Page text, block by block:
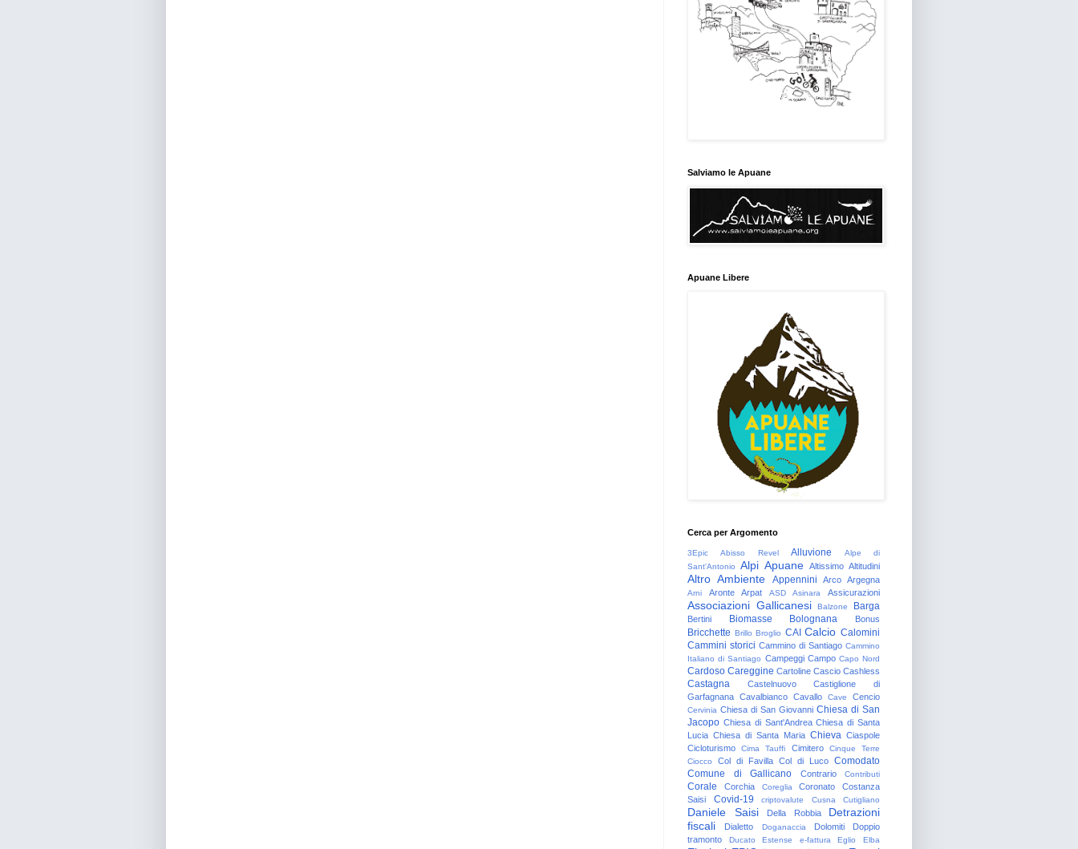
Salviamo le Apuane
Apuane Libere
Cerca per Argomento
3Epic Abisso Revel Alluvione
Alpe di
Sant'Antonio
Alpi Apuane Altissimo Altitudini
Altro Ambiente Appennini Arco Argegna
Arni Aronte Arpat ASD Asinara Assicurazioni
Associazioni Gallicanesi Balzone Barga
Bertini Biomasse Bolognana Bonus
Bricchette Brillo Broglio CAI Calcio Calomini
Cammini storici Cammino di Santiago Cammino
Italiano di Santiago Campeggi Campo Capo Nord
Cardoso Careggine Cartoline Cascio Cashless
Castagna Castelnuovo
Castiglione di
Garfagnana Cavalbianco Cavallo Cave Cencio
Cervinia Chiesa di San Giovanni Chiesa di San
Jacopo Chiesa di Sant'Andrea Chiesa di Santa
Lucia Chiesa di Santa Maria Chieva Ciaspole
Cicloturismo
Cima Tauffi Cimitero
Cinque Terre
Ciocco
Col di Favilla Col di Luco Comodato
Comune di Gallicano
Contrario Contributi
Corale Corchia Coreglia Coronato
Costanza
Saisi
Covid-19 criptovalute Cusna Cutigliano
Daniele Saisi Della Robbia
Detrazioni
fiscali
Dialetto Doganaccia Dolomiti
Doppio
tramonto
Ducato Estense e-fattura Eglio Elba